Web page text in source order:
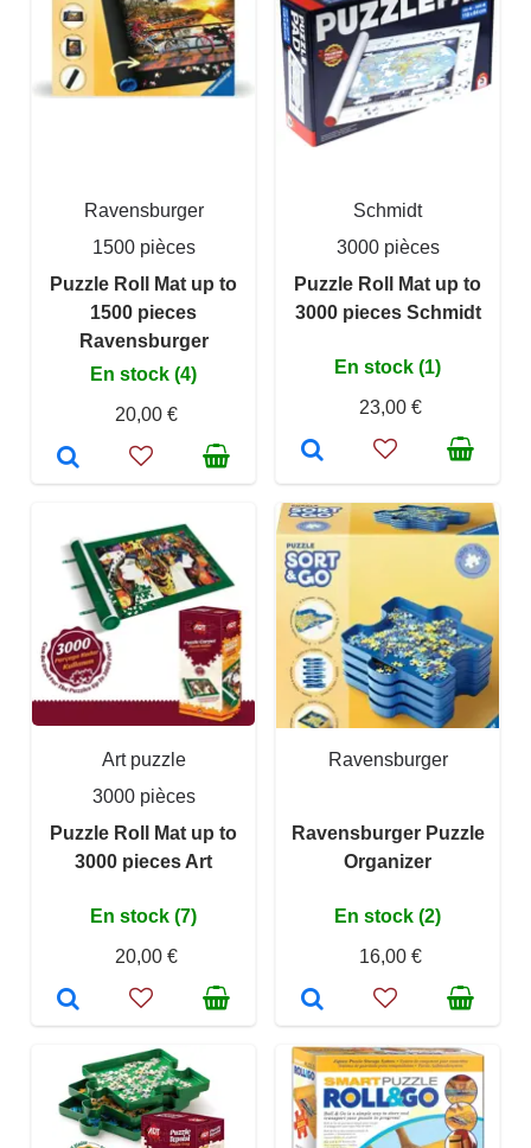
Ravensburger
1500 pièces
Puzzle Roll Mat up to
1500 pieces
Ravensburger
En stock (4)
20,00 €
Schmidt
3000 pièces
Puzzle Roll Mat up to
3000 pieces Schmidt
En stock (1)
23,00 €
Art puzzle
3000 pièces
Puzzle Roll Mat up to
3000 pieces Art
En stock (7)
20,00 €
Ravensburger
Ravensburger Puzzle
Organizer
En stock (2)
16,00 €